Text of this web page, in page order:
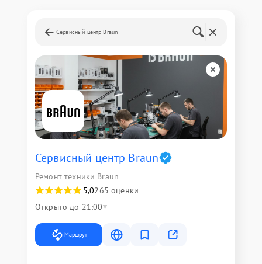
Сервисный центр Braun
Сервисный центр Braun
Ремонт техники Braun
5,0265 оценки
Открыто до 21:00
Маршрут